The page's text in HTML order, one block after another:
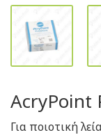
AcryPoint
Για ποιοτική